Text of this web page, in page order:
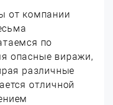
от компании
по
опасные виражи,
различные
отличной